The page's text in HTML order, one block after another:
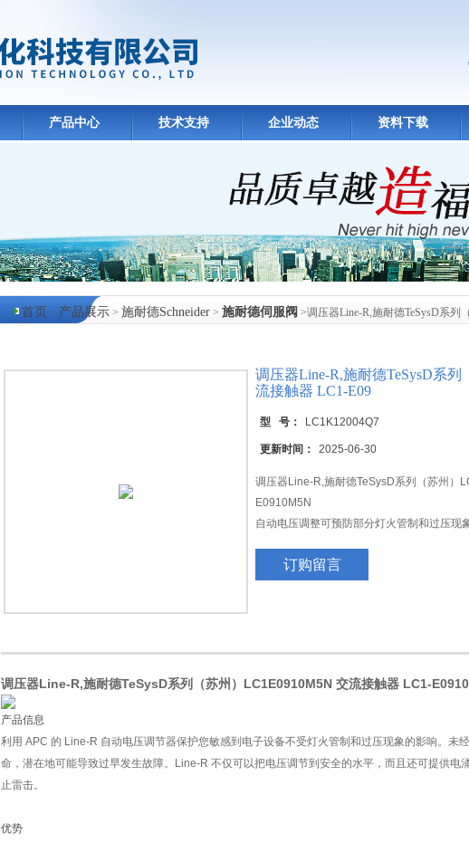
产品中心 技术支持 企业动态 资料下载
首页 > 产品展示 > 施耐德Schneider > 施耐德伺服阀 >调压器Line-R,施耐德TeSysD系列
调压器Line-R,施耐德TeSysD系列
流接触器 LC1-E09
型 号： LC1K12004Q7
更新时间： 2025-06-30
调压器Line-R,施耐德TeSysD系列（苏州）
E0910M5N
自动电压调整可预防部分灯火管制和过压现
订购留言
调压器Line-R,施耐德TeSysD系列（苏州）LC1E0910M5N 交流接触器 LC1-
产品信息
利用 APC 的 Line-R 自动电压调节器保护您敏感到电子设备不受灯火管制和过压现象的影响。未
命，潜在地可能导致过早发生故障。Line-R 不仅可以把电压调节到安全的水平，而且还可提供
止雷击。
优势